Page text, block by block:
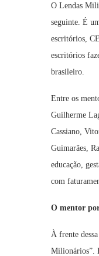
O Lendas
seguinte. É
escritórios,
escritórios
brasileiro.
Entre os
Guilherme
Cassiano,
Guimarães,
educação,
com
O mentor
À frente
Milionários”.